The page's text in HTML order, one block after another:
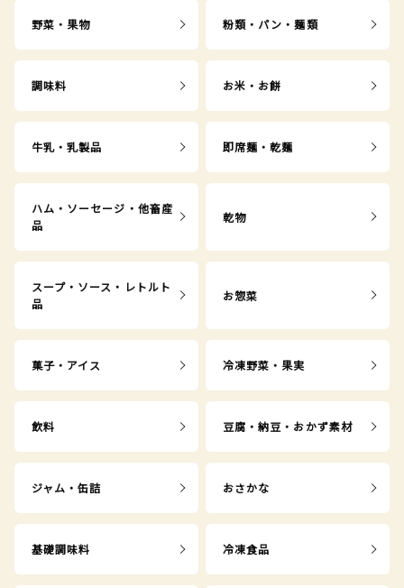
野菜・果物 粉類・パン・麺類
調味料 お米・お餅
牛乳・乳製品 即席麺・乾麺
ハム・ソーセージ・他畜産
品
乾物
スープ・ソース・レトルト
品
お惣菜
菓子・アイス 冷凍野菜・果実
飲料 豆腐・納豆・おかず素材
ジャム・缶詰 おさかな
基礎調味料 冷凍食品